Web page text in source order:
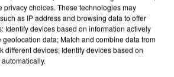
LES...
privacy choices. These technologies may
as IP address and browsing data to offer
Identify devices based on information actively
data; Match and combine data from
different devices; Identify devices based on